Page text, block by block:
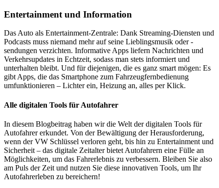
Entertainment und Information
Das Auto als Entertainment-Zentrale: Dank Streaming-Diensten und
Podcasts muss niemand mehr auf seine Lieblingsmusik oder -
sendungen verzichten. Informative Apps liefern Nachrichten und
Verkehrsupdates in Echtzeit, sodass man stets informiert und
unterhalten bleibt. Und für diejenigen, die es ganz smart mögen: Es
gibt Apps, die das Smartphone zum Fahrzeugfernbedienung
umfunktionieren – Lichter ein, Heizung an, alles per Klick.
Alle digitalen Tools für Autofahrer
In diesem Blogbeitrag haben wir die Welt der digitalen Tools für
Autofahrer erkundet. Von der Bewältigung der Herausforderung,
wenn der VW Schlüssel verloren geht, bis hin zu Entertainment und
Sicherheit – das digitale Zeitalter bietet Autofahrern eine Fülle an
Möglichkeiten, um das Fahrerlebnis zu verbessern. Bleiben Sie also
am Puls der Zeit und nutzen Sie diese innovativen Tools, um Ihr
Autofahrerleben zu bereichern!